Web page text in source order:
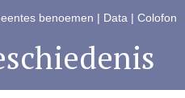
benoemen | Data | Colofon